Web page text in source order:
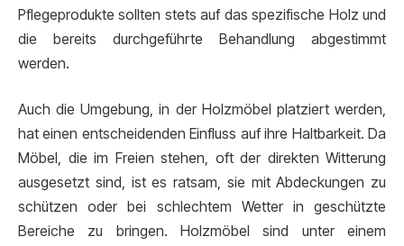
Pflegeprodukte sollten stets auf das spezifische Holz und
die bereits durchgeführte Behandlung abgestimmt
werden.
Auch die Umgebung, in der Holzmöbel platziert werden,
hat einen entscheidenden Einfluss auf ihre Haltbarkeit. Da
Möbel, die im Freien stehen, oft der direkten Witterung
ausgesetzt sind, ist es ratsam, sie mit Abdeckungen zu
schützen oder bei schlechtem Wetter in geschützte
Bereiche zu bringen. Holzmöbel sind unter einem